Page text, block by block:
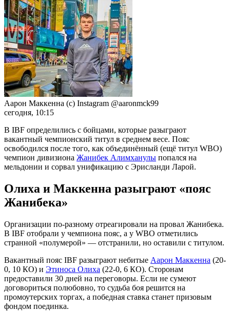
Аарон Маккенна (с) Instagram @aaronmck99
сегодня, 10:15
В IBF определились с бойцами, которые разыграют
вакантный чемпионский титул в среднем весе. Пояс
освободился после того, как объединённый (ещё титул WBO)
чемпион дивизиона Жанибек Алимханулы попался на
мельдонии и сорвал унификацию с Эрисланди Ларой.
Олиха и Маккенна разыграют «пояс
Жанибека»
Организации по-разному отреагировали на провал Жанибека.
В IBF отобрали у чемпиона пояс, а у WBO отметились
странной «полумерой» — отстранили, но оставили с титулом.
Вакантный пояс IBF разыграют небитые Аарон Маккенна (20-
0, 10 КО) и Этиноса Олиха (22-0, 6 КО). Сторонам
предоставили 30 дней на переговоры. Если не сумеют
договориться полюбовно, то судьба боя решится на
промоутерских торгах, а победная ставка станет призовым
фондом поединка.